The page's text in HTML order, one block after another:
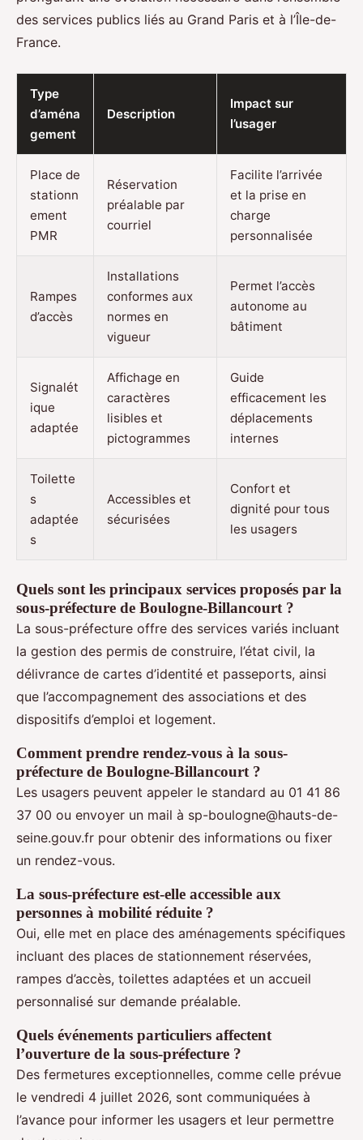
des services publics liés au Grand Paris et à l’Île-de-
France.
Type
d’aména
gement
Description
Impact sur
l’usager
Place de
stationn
ement
PMR
Réservation
préalable par
courriel
Facilite l’arrivée
et la prise en
charge
personnalisée
Rampes
d’accès
Installations
conformes aux
normes en
vigueur
Permet l’accès
autonome au
bâtiment
Signalét
ique
adaptée
Affichage en
caractères
lisibles et
pictogrammes
Guide
efficacement les
déplacements
internes
Toilette
s
adaptée
s
Accessibles et
sécurisées
Confort et
dignité pour tous
les usagers
Quels sont les principaux services proposés par la
sous-préfecture de Boulogne-Billancourt ?
La sous-préfecture offre des services variés incluant
la gestion des permis de construire, l’état civil, la
délivrance de cartes d’identité et passeports, ainsi
que l’accompagnement des associations et des
dispositifs d’emploi et logement.
Comment prendre rendez-vous à la sous-
préfecture de Boulogne-Billancourt ?
Les usagers peuvent appeler le standard au 01 41 86
37 00 ou envoyer un mail à sp-boulogne@hauts-de-
seine.gouv.fr pour obtenir des informations ou fixer
un rendez-vous.
La sous-préfecture est-elle accessible aux
personnes à mobilité réduite ?
Oui, elle met en place des aménagements spécifiques
incluant des places de stationnement réservées,
rampes d’accès, toilettes adaptées et un accueil
personnalisé sur demande préalable.
Quels événements particuliers affectent
l’ouverture de la sous-préfecture ?
Des fermetures exceptionnelles, comme celle prévue
le vendredi 4 juillet 2026, sont communiquées à
l’avance pour informer les usagers et leur permettre